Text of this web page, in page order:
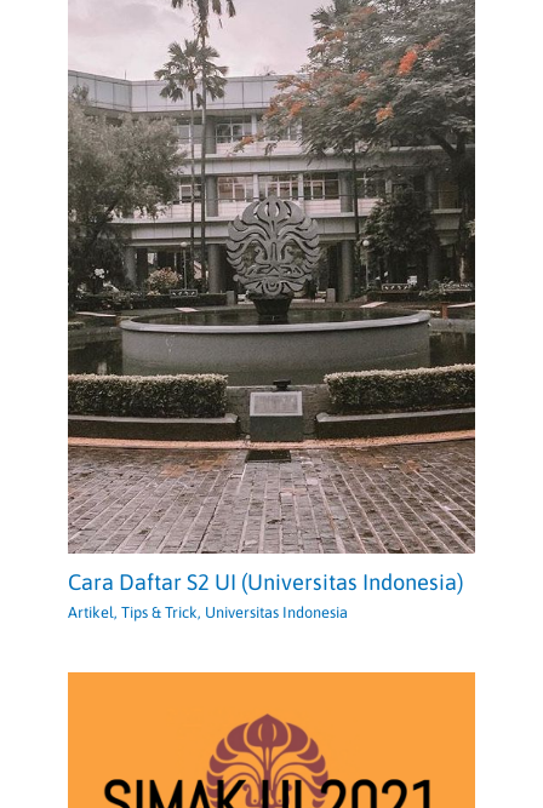
Cara Daftar S2 UI (Universitas Indonesia)
Artikel,Tips & Trick, Universitas Indonesia